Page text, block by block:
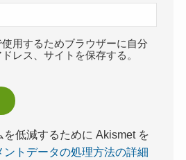
用するためブラウザーに自分
レス、サイトを保存する。
を低減するために Akismet を
ントデータの処理方法の詳細